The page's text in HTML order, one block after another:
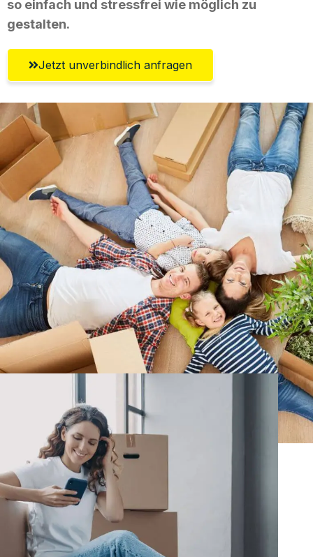
so einfach und stressfrei wie möglich zu
gestalten.
Jetzt unverbindlich anfragen